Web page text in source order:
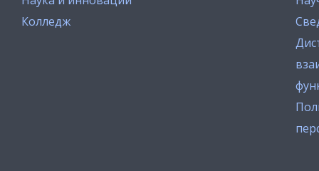
Колледж